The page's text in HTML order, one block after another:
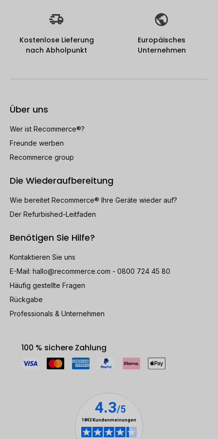
Kostenlose Lieferung
nach Abholpunkt
Europäisches
Unternehmen
Über uns
Wer ist Recommerce®?
Freunde werben
Recommerce group
Die Wiederaufbereitung
Wie bereitet Recommerce® Ihre Geräte wieder auf?
Der Refurbished-Leitfaden
Benötigen Sie Hilfe?
Kontaktieren Sie uns
E-Mail: hallo@recommerce.com - 0800 724 45 80
Häufig gestellte Fragen
Rückgabe
Professionals & Unternehmen
100 % sichere Zahlung